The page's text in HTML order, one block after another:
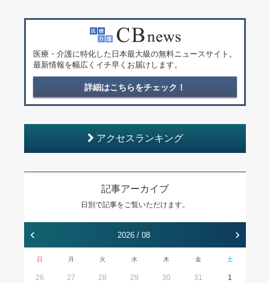
医療・介護に特化した日本最大級の無料ニュースサイト。
最新情報を幅広くイチ早くお届けします。
詳細はこちらをチェック！
アクセスランキング
記事アーカイブ
日別で記事をご覧いただけます。
‹ 2026 / 08 ›
日 月 火 水 木 金 土
26 27 28 29 30 31 1